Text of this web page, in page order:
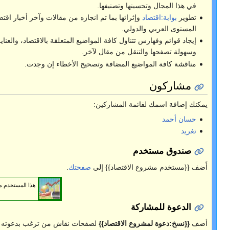
تم انجازه من مقالات وآخر أخبار اقتصاد والاقتصاديين على
المواضيع المتعلقة بالاقتصاد، والعناية بهذه المقالات
وتصحيح الأخطاء إن وجدت.
إلىصفحتك.
مشروع معرفة
الاقتصاد.
لصفحات نقاش من ترغب بدعوته للمشاركة.